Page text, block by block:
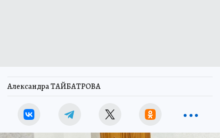
Александра ТАЙБАТРОВА